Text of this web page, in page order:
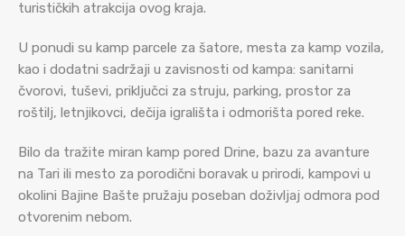
turističkih atrakcija ovog kraja.
U ponudi su kamp parcele za šatore, mesta za kamp vozila,
kao i dodatni sadržaji u zavisnosti od kampa: sanitarni
čvorovi, tuševi, priključci za struju, parking, prostor za
roštilj, letnjikovci, dečija igrališta i odmorišta pored reke.
Bilo da tražite miran kamp pored Drine, bazu za avanture
na Tari ili mesto za porodični boravak u prirodi, kampovi u
okolini Bajine Bašte pružaju poseban doživljaj odmora pod
otvorenim nebom.